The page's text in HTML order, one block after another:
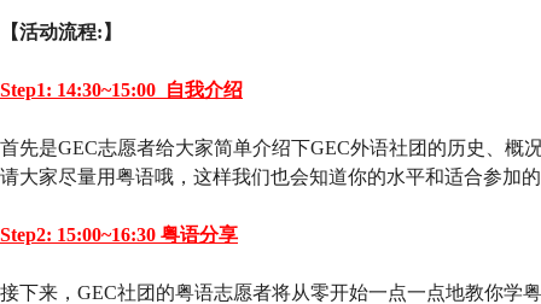
【活动流程:】
Step1: 14:30~15:00 自我介绍
首先是GEC志愿者给大家简单介绍下GEC外语社团的历史、概
请大家尽量用粤语哦，这样我们也会知道你的水平和适合参加
Step2: 15:00~16:30 粤语分享
接下来，GEC社团的粤语志愿者将从零开始一点一点地教你学